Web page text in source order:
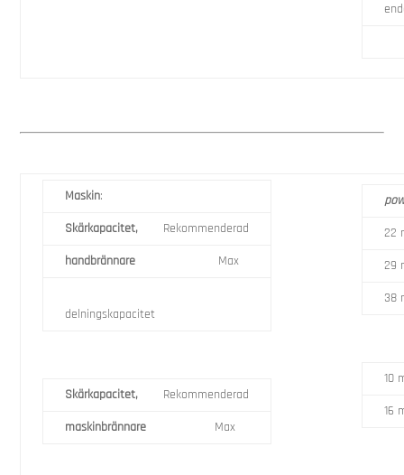
Maskin:
Skärkapacitet, Rekommenderad
handbrännare
Max
delningskapacitet
Skärkapacitet,
Rekommenderad
maskinbrännare
Max
22
29
38
10
16